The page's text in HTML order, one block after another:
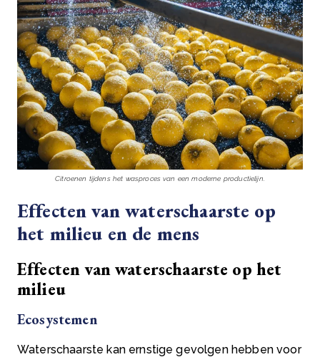
Citroenen tijdens het wasproces van een moderne productielijn.
Effecten van waterschaarste op
het milieu en de mens
Effecten van waterschaarste op het
milieu
Ecosystemen
Waterschaarste kan ernstige gevolgen hebben voor